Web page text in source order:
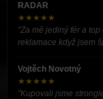
RADAR
★★★★★
"Za mě jediný fér a
reklamace když jsem
Vojtěch Novotný
★★★★★
"Kupovali jsme